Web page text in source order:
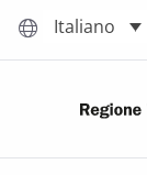
Italiano